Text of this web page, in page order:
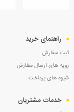
راهنمای خرید
ثبت سفارش
رویه های ارسال سفارش
شیوه های پرداخت
خدمات مشتریان